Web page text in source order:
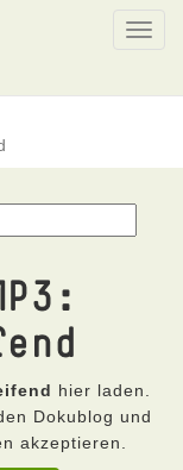
hier laden.
Dokublog und
akzeptieren.